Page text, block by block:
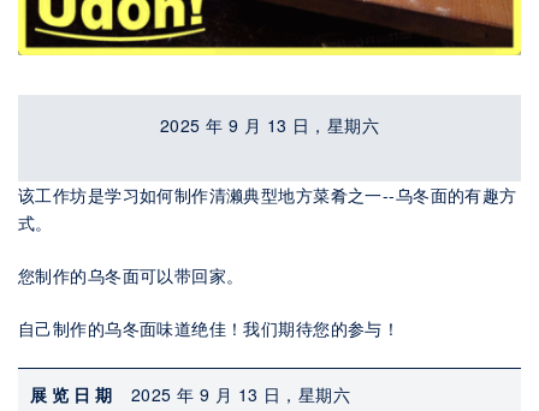
2025 年 9 月 13 日，星期六
该工作坊是学习如何制作清濑典型地方菜肴之一--乌冬面的有趣方
式。
您制作的乌冬面可以带回家。
自己制作的乌冬面味道绝佳！我们期待您的参与！
展览日期 2025 年 9 月 13 日，星期六